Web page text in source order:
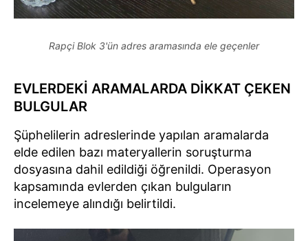
Rapçi Blok 3'ün adres aramasında ele geçenler
EVLERDEKİ ARAMALARDA DİKKAT ÇEKEN
BULGULAR
Şüphelilerin adreslerinde yapılan aramalarda
elde edilen bazı materyallerin soruşturma
dosyasına dahil edildiği öğrenildi. Operasyon
kapsamında evlerden çıkan bulguların
incelemeye alındığı belirtildi.